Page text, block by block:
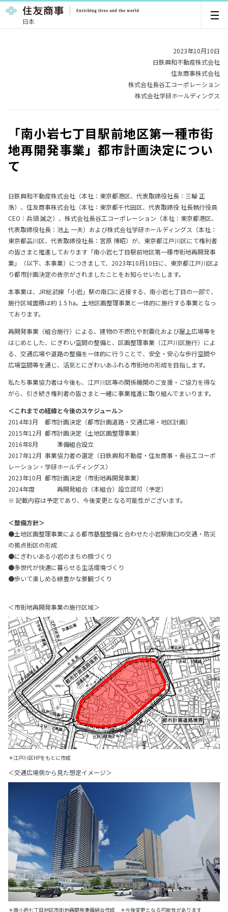
日本
2023年10月10日
日鉄興和不動産株式会社
住友商事株式会社
株式会社長谷工コーポレーション
株式会社学研ホールディングス
「南小岩七丁目駅前地区第一種市街
地再開発事業」都市計画決定につい
て
日鉄興和不動産株式会社（本社：東京都港区、代表取締役社長：三輪 正
浩）、住友商事株式会社（本社：東京都千代田区、代表取締役 社長執行役員
CEO：兵頭 誠之）、株式会社長谷工コーポレーション（本社：東京都港区、
代表取締役社長：池上 一夫）および株式会社学研ホールディングス（本社：
東京都品川区、代表取締役社長：宮原 博昭）が、東京都江戸川区にて権利者
の皆さまと推進しております「南小岩七丁目駅前地区第一種市街地再開発事
業」（以下、本事業）につきまして、2023年10月10日に、東京都江戸川区よ
り都市計画決定の告示がされましたことをお知らせいたします。
本事業は、JR総武線「小岩」駅の南口に近接する、南小岩七丁目の一部で、
施行区域面積は約 1.5 ha。土地区画整理事業と一体的に施行する事業となっ
ております。
再開発事業（組合施行）による、建物の不燃化や耐震化および屋上広場等を
はじめとした、にぎわい空間の整備と、区画整理事業（江戸川区施行）によ
る、交通広場や道路の整備を一体的に行うことで、安全・安心な歩行空間や
広場空間等を通じ、活気とにぎわいあふれる市街地の形成を目指します。
私たち事業協力者は今後も、江戸川区等の関係機関のご支援・ご協力を得な
がら、引き続き権利者の皆さまと一緒に事業推進に取り組んでまいります。
＜これまでの経緯と今後のスケジュール＞
2014年3月
都市計画決定（都市計画道路・交通広場・地区計画）
2015年12月 都市計画決定（土地区画整理事業）
2016年8月
準備組合設立
2017年12月 事業協力者の選定（日鉄興和不動産・住友商事・長谷工コーポ
レーション・学研ホールディングス）
2023年10月 都市計画決定（市街地再開発事業）
2024年度
再開発組合（本組合）設立認可（予定）
※ 記載内容は予定であり、今後変更となる可能性がございます。
＜整備方針＞
●土地区画整理事業による都市基盤整備と合わせた小岩駅南口の交通・防災
の拠点街区の形成
●にぎわいある小岩のまちの顔づくり
●多世代が快適に暮らせる生活環境づくり
●歩いて楽しめる緑豊かな景観づくり
＜市街地再開発事業の施行区域＞
＊江戸川区HPをもとに作成
＜交通広場側から見た想定イメージ＞
＊南小岩七丁目地区市街地再開発準備組合作成 ＊今後変更となる可能性があります